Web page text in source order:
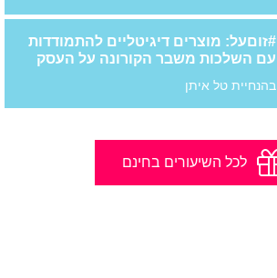
#זוםעל: מוצרים דיגיטליים להתמודדות
עם השלכות משבר הקורונה על העסק
בהנחיית טל איתן
לכל השיעורים בחינם